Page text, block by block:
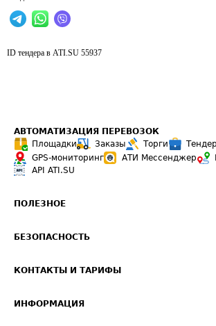
ID тендера в ATI.SU 55937
АВТОМАТИЗАЦИЯ ПЕРЕВОЗОК
Площадки
Заказы Торги
GPS-мониторинг
АТИ Мессенджер
API ATI.SU
ПОЛЕЗНОЕ
Звезды ATI.SU на вашем сайте
Средние ставки
БЕЗОПАСНОСТЬ
Светофор+
КОНТАКТЫ И ТАРИФЫ
ИНФОРМАЦИЯ